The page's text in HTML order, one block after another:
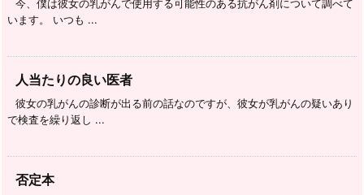
今、僕は彼女の乳がんで使用する可能性のある抗がん剤について調べて
います。 いつも ...
人当たりの良い医者
彼女の乳がんの診断が出る前の話なのですが、彼女が乳がんの疑いあり
で検査を繰り返し ...
否定本